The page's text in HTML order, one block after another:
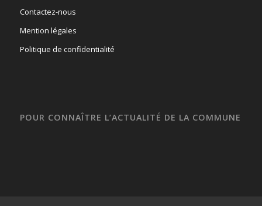
Contactez-nous
Mention légales
Politique de confidentialité
POUR CONNAÎTRE L’ACTUALITÉ DE LA COMMUNE